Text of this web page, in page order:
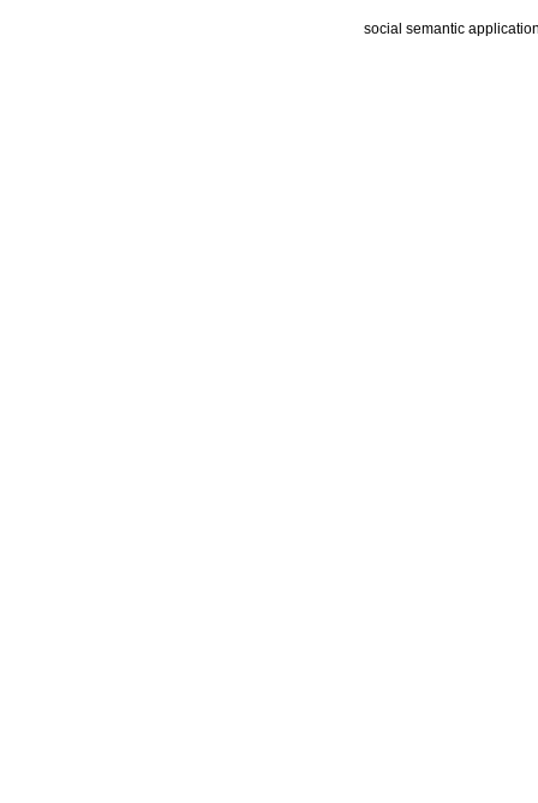
social semantic